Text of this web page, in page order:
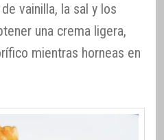
vainilla, la sal y los
una crema ligera,
mientras horneas en